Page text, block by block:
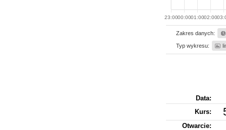
23:0000:0001:0002:00
Zakres danych:
Typ wykresu:
Data:
Kurs:
Otwarcie: